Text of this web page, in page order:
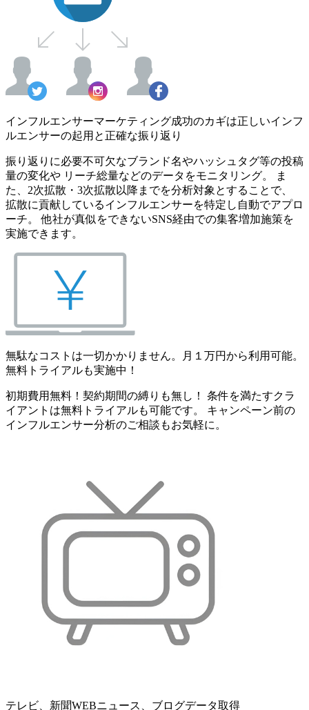
インフルエンサーマーケティング成功のカギは正しいインフ
ルエンサーの起用と正確な振り返り
振り返りに必要不可欠なブランド名やハッシュタグ等の投稿
量の変化や リーチ総量などのデータをモニタリング。 ま
た、2次拡散・3次拡散以降までを分析対象とすることで、
拡散に貢献しているインフルエンサーを特定し自動でアプロ
ーチ。 他社が真似をできないSNS経由での集客増加施策を
実施できます。
無駄なコストは一切かかりません。月１万円から利用可能。
無料トライアルも実施中！
初期費用無料！契約期間の縛りも無し！ 条件を満たすクラ
イアントは無料トライアルも可能です。 キャンペーン前の
インフルエンサー分析のご相談もお気軽に。
テレビ、新聞WEBニュース、ブログデータ取得